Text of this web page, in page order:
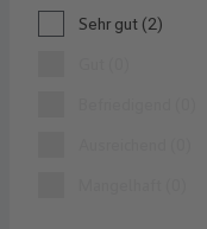
Sehr gut (2)